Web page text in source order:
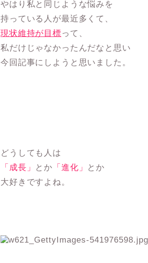
やはり私と同じような悩みを
持っている人が最近多くて、
現状維持が目標って、
私だけじゃなかったんだなと思い
今回記事にしようと思いました。
どうしても人は
「成長」
とか 「進化」
とか
大好きですよね。